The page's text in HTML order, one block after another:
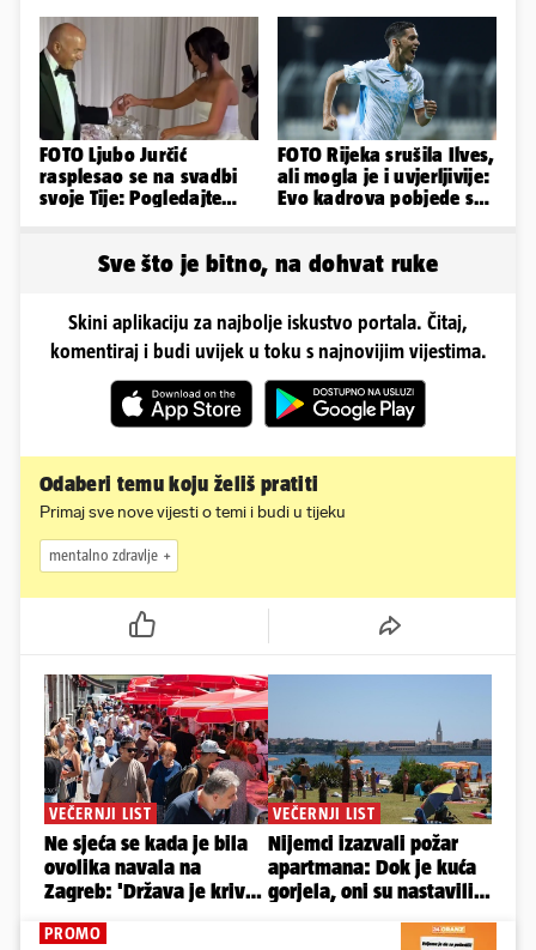
FOTO Ljubo Jurčić
rasplesao se na svadbi
svoje Tije: Pogledajte
FOTO Rijeka srušila Ilves,
ali mogla je i uvjerljivije:
Evo kadrova pobjede s
Sve što je bitno, na dohvat ruke
Skini aplikaciju za najbolje iskustvo portala. Čitaj,
komentiraj i budi uvijek u toku s najnovijim vijestima.
Odaberi temu koju želiš pratiti
Primaj sve nove vijesti o temi i budi u tijeku
mentalno zdravlje
PROMO